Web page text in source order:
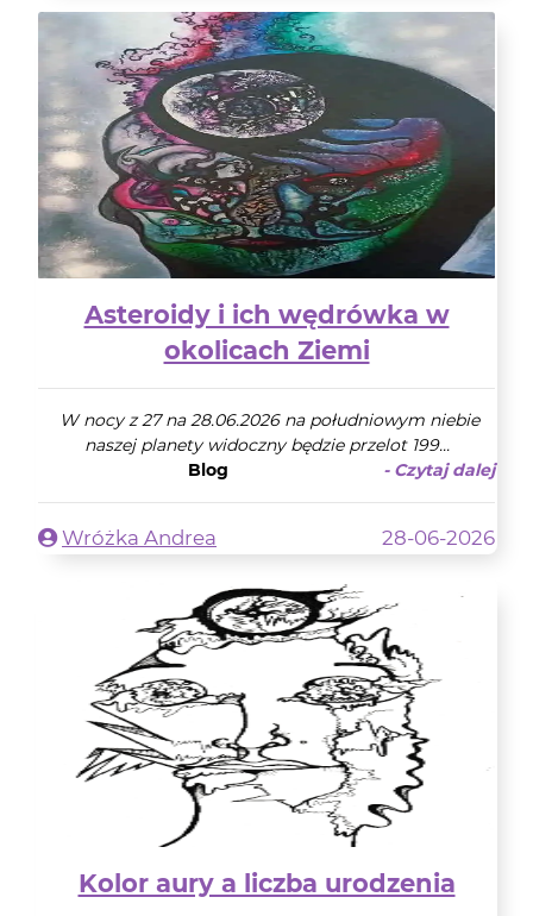
Asteroidy i ich wędrówka w
okolicach Ziemi
W nocy z 27 na 28.06.2026 na południowym niebie
naszej planety widoczny będzie przelot 199...
Blog
- Czytaj dalej
Wróżka Andrea 28-06-2026
Kolor aury a liczba urodzenia